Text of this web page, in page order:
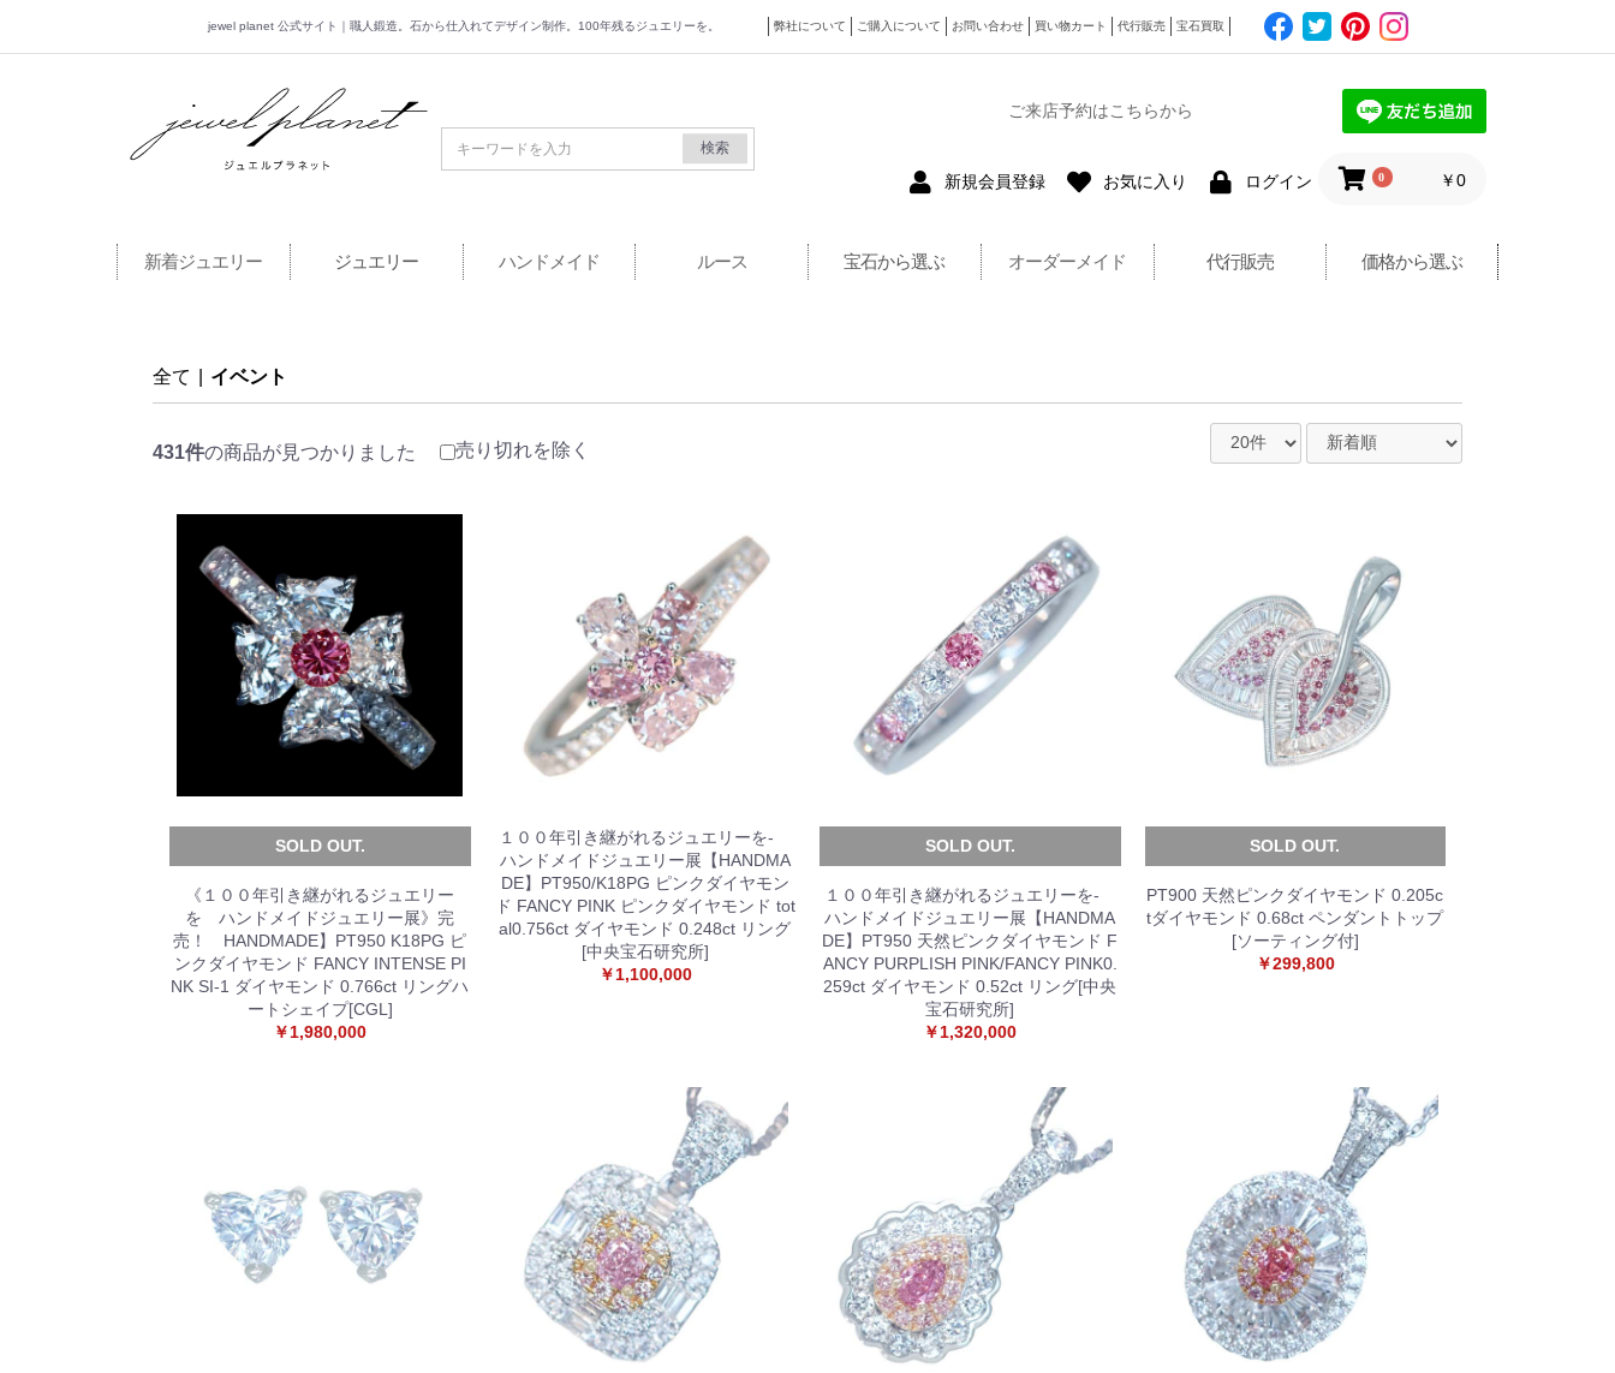
jewel planet 公式サイト｜職人鍛造。石から仕入れてデザイン制作。100年残るジュエリーを。 弊社について ご購入について お問い合わせ 買い物カート 代行販売 宝石買取
jewel planet 公式サイト
検索
ご来店予約はこちらから
新規会員登録 お気に入り ログイン 0 ￥0
新着ジュエリー ジュエリー ハンドメイド ルース 宝石から選ぶ オーダーメイド 代行販売 価格から選ぶ
全て イベント
431件の商品が見つかりました 売り切れを除く
SOLD OUT.
《１００年引き継がれるジュエリー
を ハンドメイドジュエリー展》完
売！ HANDMADE】PT950 K18PG ピ
ンクダイヤモンド FANCY INTENSE PI
NK SI-1 ダイヤモンド 0.766ct リングハ
ートシェイプ[CGL]
￥1,980,000
１００年引き継がれるジュエリーを-
ハンドメイドジュエリー展【HANDMA
DE】PT950/K18PG ピンクダイヤモン
ド FANCY PINK ピンクダイヤモンド tot
al0.756ct ダイヤモンド 0.248ct リング
[中央宝石研究所]
￥1,100,000
SOLD OUT.
１００年引き継がれるジュエリーを-
ハンドメイドジュエリー展【HANDMA
DE】PT950 天然ピンクダイヤモンド F
ANCY PURPLISH PINK/FANCY PINK0.
259ct ダイヤモンド 0.52ct リング[中央
宝石研究所]
￥1,320,000
SOLD OUT.
PT900 天然ピンクダイヤモンド 0.205c
tダイヤモンド 0.68ct ペンダントトップ
[ソーティング付]
￥299,800